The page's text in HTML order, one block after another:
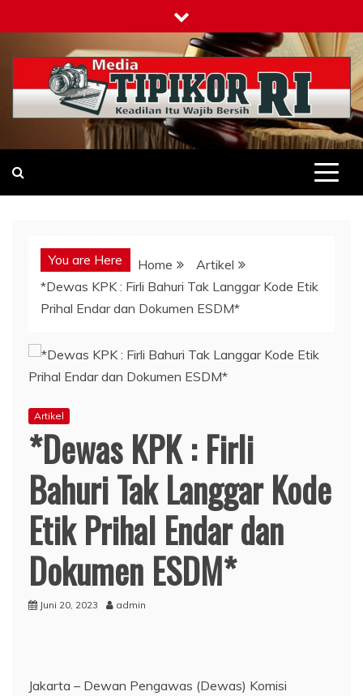
to
content
Tipikor-ri-online.my.id
Keadilan Itu Wajib Bersih
You are Here Home
Artikel
*Dewas KPK : Firli Bahuri Tak Langgar Kode Etik
Prihal Endar dan Dokumen ESDM*
Artikel
*Dewas KPK : Firli
Bahuri Tak Langgar Kode
Etik Prihal Endar dan
Dokumen ESDM*
Juni 20, 2023 admin
Jakarta – Dewan Pengawas (Dewas) Komisi